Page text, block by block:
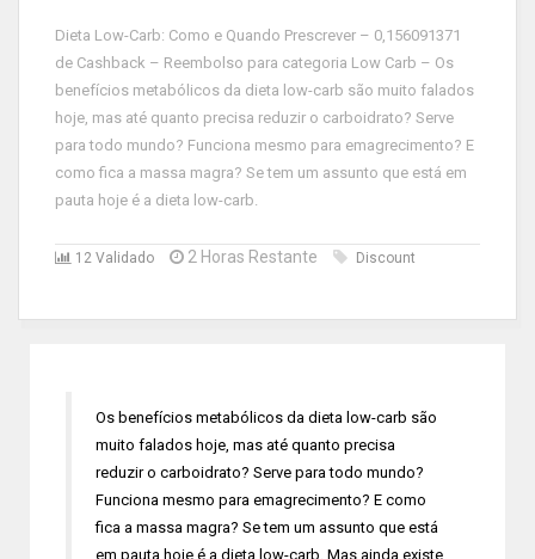
Dieta Low-Carb: Como e Quando Prescrever – 0,156091371
de Cashback – Reembolso para categoria Low Carb – Os
benefícios metabólicos da dieta low-carb são muito falados
hoje, mas até quanto precisa reduzir o carboidrato? Serve
para todo mundo? Funciona mesmo para emagrecimento? E
como fica a massa magra? Se tem um assunto que está em
pauta hoje é a dieta low-carb.
12 Validado 2 Horas Restante Discount
Os benefícios metabólicos da dieta low-carb são
muito falados hoje, mas até quanto precisa
reduzir o carboidrato? Serve para todo mundo?
Funciona mesmo para emagrecimento? E como
fica a massa magra? Se tem um assunto que está
em pauta hoje é a dieta low-carb. Mas ainda existe